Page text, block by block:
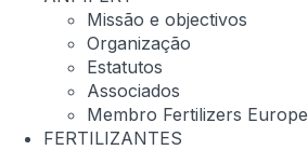
Missão e objectivos
Organização
Estatutos
Associados
Membro Fertilizers Europe
FERTILIZANTES